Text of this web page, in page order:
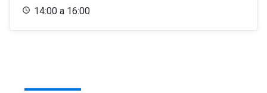
14:00 a 16:00